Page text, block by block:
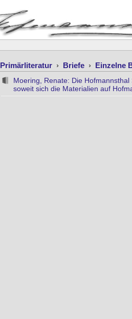
Primärliteratur › Briefe › Einzelne
Moering, Renate: Die
soweit sich die Materialien auf